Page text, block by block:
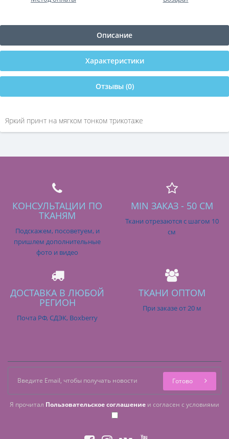
Описание
Характеристики
Отзывы (0)
Яркий принт на мягком тонком трикотаже
КОНСУЛЬТАЦИИ ПО
ТКАНЯМ
Подскажем, посоветуем, и
пришлем дополнительные
фото и видео
MIN ЗАКАЗ - 50 СМ
Ткани отрезаются с шагом 10
см
ДОСТАВКА В ЛЮБОЙ
РЕГИОН
Почта РФ, СДЭК, Boxberry
ТКАНИ ОПТОМ
При заказе от 20 м
Я прочитал Пользовательское соглашение и согласен с условиями
Готово